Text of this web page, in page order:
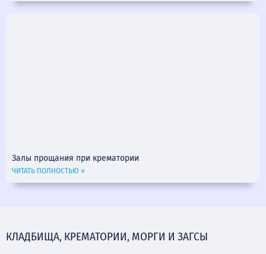
Залы прощания при крематории
ЧИТАТЬ ПОЛНОСТЬЮ »
КЛАДБИЩА, КРЕМАТОРИИ, МОРГИ И ЗАГСЫ